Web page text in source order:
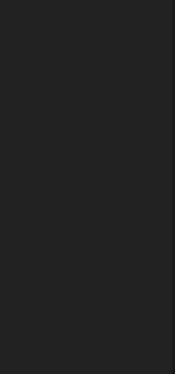
target ./testfile